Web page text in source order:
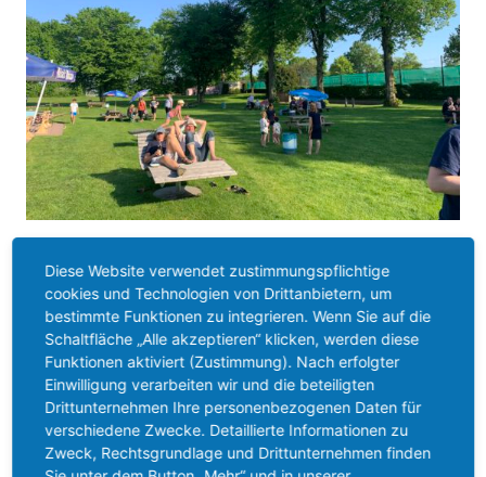
Diese Website verwendet zustimmungspflichtige
cookies und Technologien von Drittanbietern, um
bestimmte Funktionen zu integrieren. Wenn Sie auf die
Schaltfläche „Alle akzeptieren“ klicken, werden diese
Funktionen aktiviert (Zustimmung). Nach erfolgter
Einwilligung verarbeiten wir und die beteiligten
Drittunternehmen Ihre personenbezogenen Daten für
verschiedene Zwecke. Detaillierte Informationen zu
Zweck, Rechtsgrundlage und Drittunternehmen finden